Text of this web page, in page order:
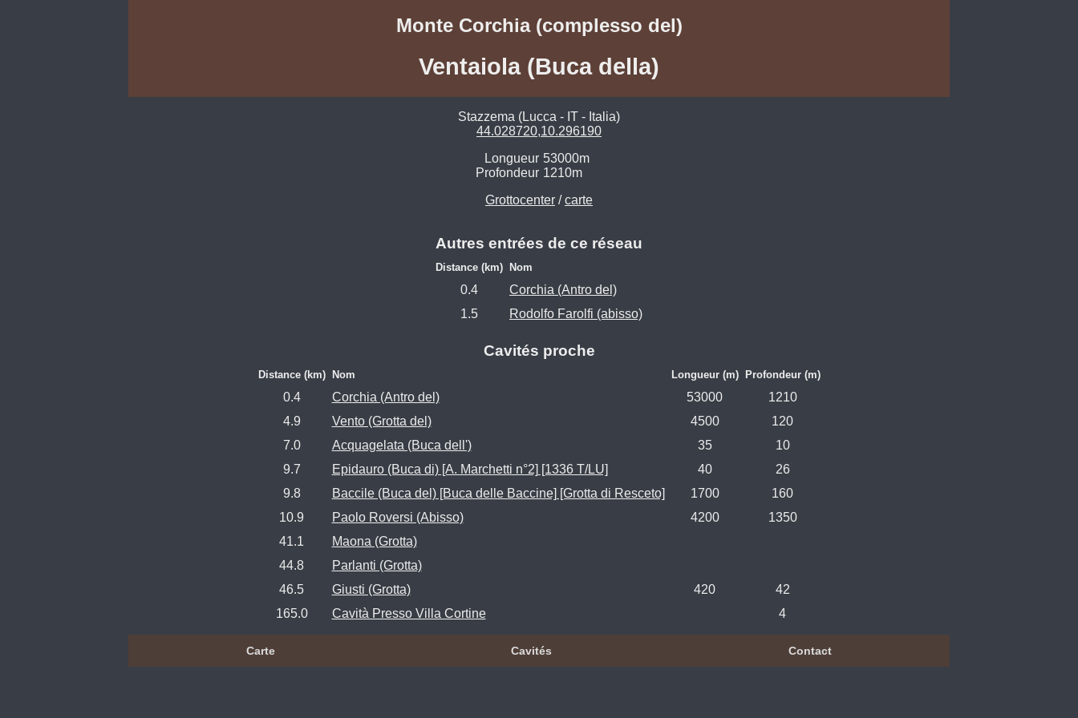
Monte Corchia (complesso del)
Ventaiola (Buca della)
Stazzema (Lucca - IT - Italia)
44.028720,10.296190
Longueur 53000m
Profondeur 1210m
Grottocenter /carte
Autres entrées de ce réseau
Distance (km) Nom
0.4
Corchia (Antro del)
1.5
Rodolfo Farolfi (abisso)
Cavités proche
Distance (km) Nom Longueur (m) Profondeur (m)
0.4 Corchia (Antro del) 53000
1210
4.9
Vento (Grotta del) 4500
120
7.0
Acquagelata (Buca dell') 35
10
9.7
Epidauro (Buca di) [A. Marchetti n°2] [1336 T/LU] 40
26
9.8
Baccile (Buca del) [Buca delle Baccine] [Grotta di Resceto] 1700
160
10.9
Paolo Roversi (Abisso) 4200
1350
41.1
Maona (Grotta)
44.8
Parlanti (Grotta)
46.5
Giusti (Grotta) 420
42
165.0
Cavità Presso Villa Cortine 4
Carte Cavités Contact